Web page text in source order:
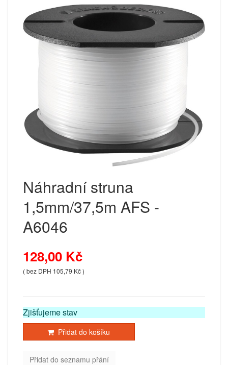
Náhradní struna
1,5mm/37,5m AFS -
A6046
128,00 Kč
( bez DPH 105,79 Kč )
Zjišťujeme stav
Přidat do košíku
Přidat do seznamu přání